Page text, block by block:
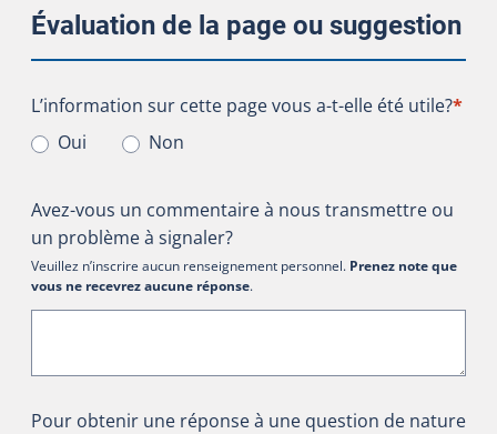
Évaluation de la page ou suggestion
L’information sur cette page vous a-t-elle été utile?
L’information sur cette page vous a-t-elle été utile?*
Oui
Non
Avez-vous un commentaire à nous transmettre ou
un problème à signaler?
Veuillez n’inscrire aucun renseignement personnel. Prenez note que
vous ne recevrez aucune réponse.
Pour obtenir une réponse à une question de nature